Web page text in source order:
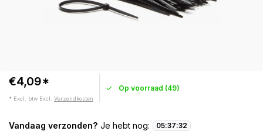
€4,09*
* Excl. btw Excl. Verzendkosten
Op voorraad (49)
Vandaag verzonden? Je hebt nog: 05:37:32